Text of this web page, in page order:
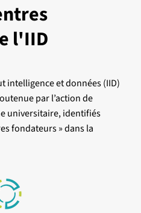
l'IID
intelligence et données (IID)
par l’action de
universitaire, identifiés
fondateurs » dans la